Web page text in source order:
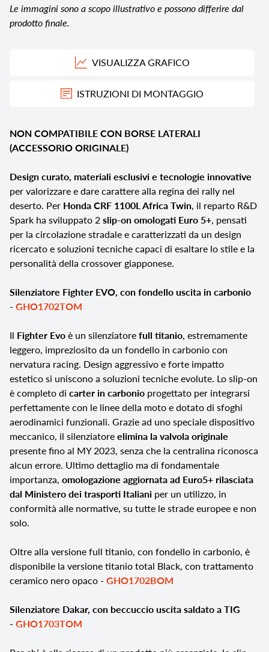
Le immagini sono a scopo illustrativo e possono differire dal
prodotto finale.
VISUALIZZA GRAFICO
ISTRUZIONI DI MONTAGGIO
NON COMPATIBILE CON BORSE LATERALI
(ACCESSORIO ORIGINALE)
Design curato, materiali esclusivi e tecnologie innovative
per valorizzare e dare carattere alla regina dei rally nel
deserto. Per Honda CRF 1100L Africa Twin, il reparto R&D
Spark ha sviluppato 2slip-on omologati Euro 5+, pensati
per la circolazione stradale e caratterizzati da un design
ricercato e soluzioni tecniche capaci di esaltare lo stile e la
personalità della crossover giapponese.
Silenziatore Fighter EVO, con fondello uscita in carbonio
- GHO1702TOM
Il Fighter Evoè un silenziatorefull titanio, estremamente
leggero, impreziosito da un fondello in carbonio con
nervatura racing. Design aggressivo e forte impatto
estetico si uniscono a soluzioni tecniche evolute. Lo slip-on
è completo di carter in carbonio progettato per integrarsi
perfettamente con le linee della moto e dotato di sfoghi
aerodinamici funzionali. Grazie ad uno speciale dispositivo
meccanico, il silenziatoreelimina la valvola originale
presente fino al MY 2023, senza che la centralina riconosca
alcun errore. Ultimo dettaglio ma di fondamentale
importanza, omologazione aggiornata ad Euro5+ rilasciata
dal Ministero dei trasporti Italiani per un utilizzo, in
conformità alle normative, su tutte le strade europee e non
solo.
Oltre alla versione full titanio, con fondello in carbonio, è
disponibile la versione titanio total Black, con trattamento
ceramico nero opaco- GHO1702BOM
Silenziatore Dakar, con beccuccio uscita saldato a TIG
- GHO1703TOM